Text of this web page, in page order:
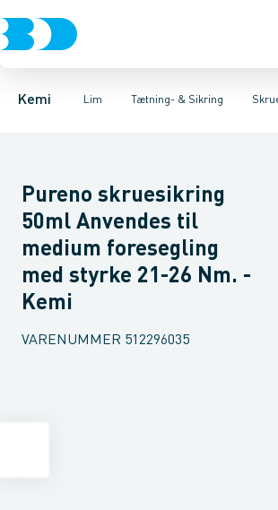
Kemi Lim
FugemassePakkegrejBeton & mørtel Lim
Tætning- & Sikring
Lim til PVC-rør TrælimFuge- &
Gevindtætning & SikringSkruesikring
Pureno skruesikring
50ml Anvendes til
medium foresegling
med styrke 21-26 Nm. -
Kemi
VARENUMMER 512296035